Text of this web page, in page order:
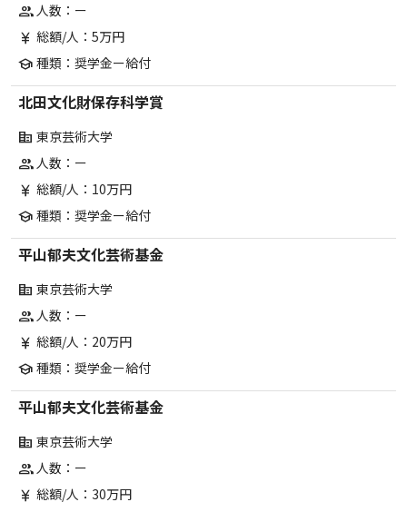
group人数：ー
currency_yen 総額/人：5万円
school 種類：奨学金ー給付
北田文化財保存科学賞
corporate_fare 東京芸術大学
group人数：ー
currency_yen 総額/人：10万円
school 種類：奨学金ー給付
平山郁夫文化芸術基金
corporate_fare 東京芸術大学
group人数：ー
currency_yen 総額/人：20万円
school 種類：奨学金ー給付
平山郁夫文化芸術基金
corporate_fare 東京芸術大学
group人数：ー
currency_yen 総額/人：30万円